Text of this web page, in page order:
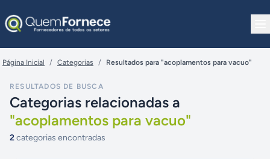
Página Inicial / Categorias / Resultados para "acoplamentos para vacuo"
RESULTADOS DE BUSCA
Categorias relacionadas a
"acoplamentos para vacuo"
2categorias encontradas